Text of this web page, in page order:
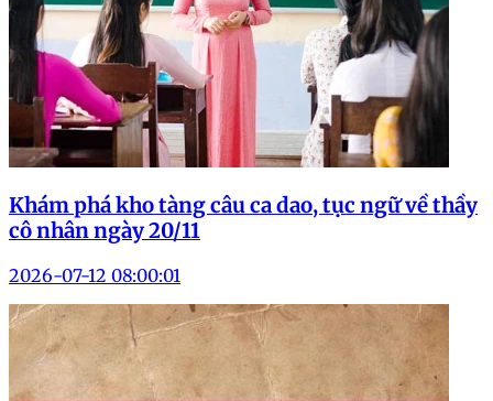
Khám phá kho tàng câu ca dao, tục ngữ về thầy
cô nhân ngày 20/11
2026-07-12 08:00:01